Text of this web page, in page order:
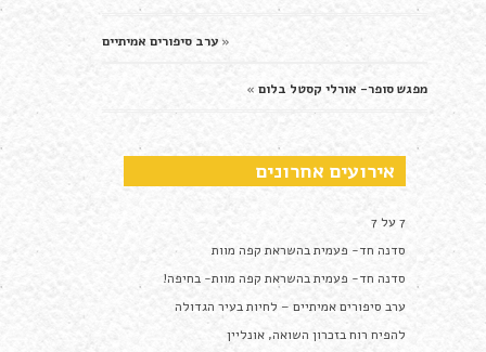
« ערב סיפורים אמיתיים
מפגש סופר- אורלי קסטל בלום »
אירועים אחרונים
7 על 7
סדנה חד- פעמית בהשראת קפה מוות
סדנה חד- פעמית בהשראת קפה מוות- בחיפה!
ערב סיפורים אמיתיים – לחיות בעיר הגדולה
להפיח רוח בזכרון השואה, אונליין